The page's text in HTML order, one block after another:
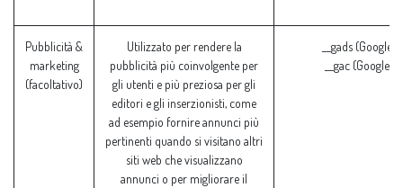
Pubblicità &
marketing
(facoltativo)
Utilizzato per rendere la
pubblicità più coinvolgente per
gli utenti e più preziosa per gli
editori e gli inserzionisti, come
ad esempio fornire annunci più
pertinenti quando si visitano altri
siti web che visualizzano
annunci o per migliorare il
__gads (Google)
__gac (Google)